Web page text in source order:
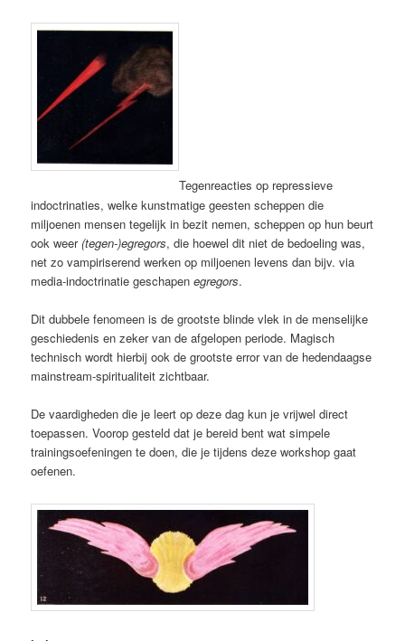
Tegenreacties op repressieve
indoctrinaties, welke kunstmatige geesten scheppen die
miljoenen mensen tegelijk in bezit nemen, scheppen op hun beurt
ook weer(tegen-)egregors, die hoewel dit niet de bedoeling was,
net zo vampiriserend werken op miljoenen levens dan bijv. via
media-indoctrinatie geschapenegregors.
Dit dubbele fenomeen is de grootste blinde vlek in de menselijke
geschiedenis en zeker van de afgelopen periode. Magisch
technisch wordt hierbij ook de grootste error van de hedendaagse
mainstream-spiritualiteit zichtbaar.
De vaardigheden die je leert op deze dag kun je vrijwel direct
toepassen. Voorop gesteld dat je bereid bent wat simpele
trainingsoefeningen te doen, die je tijdens deze workshop gaat
oefenen.